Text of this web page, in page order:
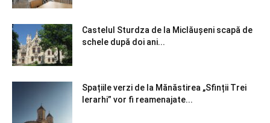
Castelul Sturdza de la Miclăușeni scapă de
schele după doi ani...
Spațiile verzi de la Mănăstirea „Sfinții Trei
Ierarhi” vor fi reamenajate...